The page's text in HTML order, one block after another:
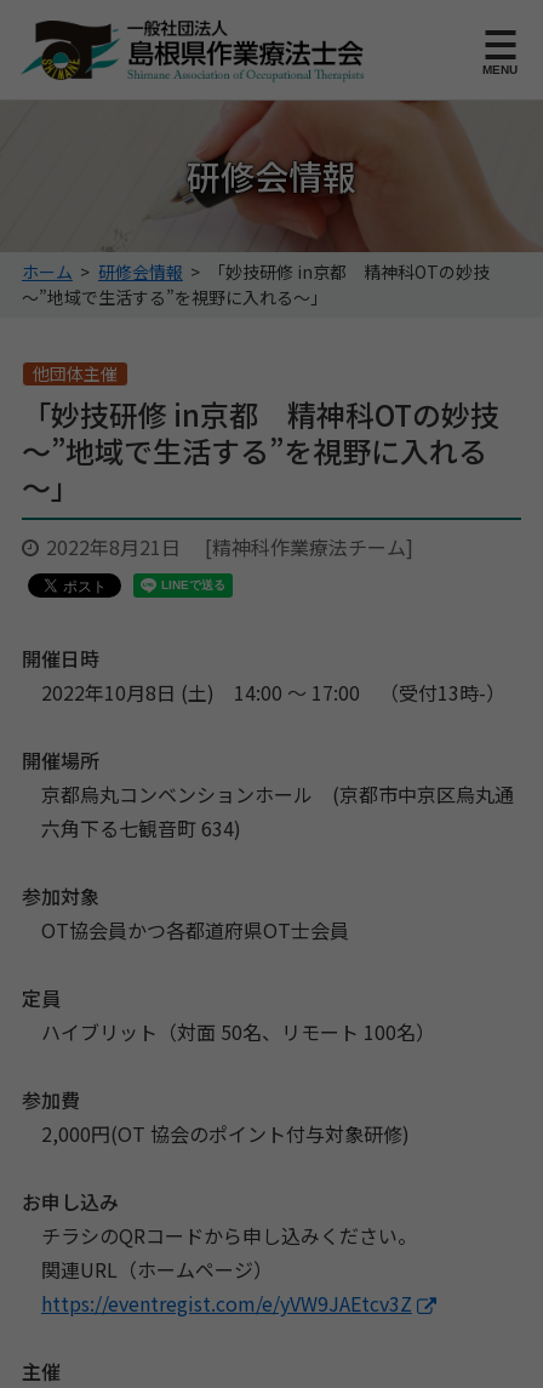
このページの本文へ
MENU
研修会情報
こ
の
ジ
置:
ホーム > 研修会情報 >
「妙技研修 in京都 精神科OTの妙技
～”地域で生活する”を視野に入れる～」
他団体主催
「妙技研修 in京都 精神科OTの妙技
～”地域で生活する”を視野に入れる
～」
2022年8月21日 [精神科作業療法チーム]
開催日時
2022年10月8日 (土) 14:00 〜 17:00
（受付13時-）
開催場所
京都烏丸コンベンションホール (京都市中京区烏丸通
六角下る七観音町 634)
参加対象
OT協会員かつ各都道府県OT士会員
定員
ハイブリット（対面 50名、リモート 100名）
参加費
2,000円(OT 協会のポイント付与対象研修)
お申し込み
チラシのQRコードから申し込みください。
関連URL（ホームページ）
https://eventregist.com/e/yVW9JAEtcv3Z
主催